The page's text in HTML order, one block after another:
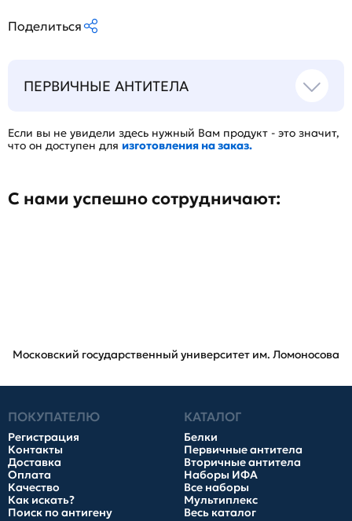
Поделиться
ПЕРВИЧНЫЕ АНТИТЕЛА
Если вы не увидели здесь нужный Вам продукт - это значит,
что он доступен для изготовления на заказ.
С нами успешно сотрудничают:
Московский государственный университет им. Ломоносова
ПОКУПАТЕЛЮ
Регистрация
Контакты
Доставка
Оплата
Качество
Как искать?
Поиск по антигену
КАТАЛОГ
Белки
Первичные антитела
Вторичные антитела
Наборы ИФА
Все наборы
Мультиплекс
Весь каталог